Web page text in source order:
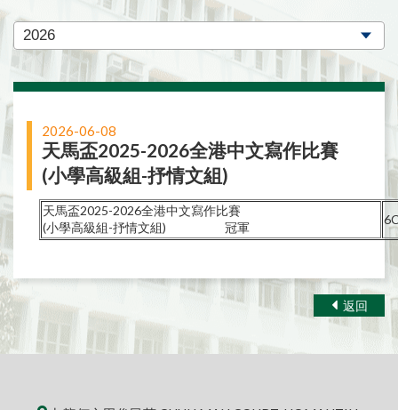
2026-06-08
天馬盃2025-2026全港中文寫作比賽
(小學高級組-抒情文組)
天馬盃2025-2026全港中文寫作比賽
(小學高級組-抒情文組) 冠軍
返回